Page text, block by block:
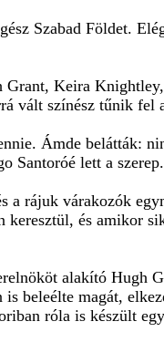
Szabad Földet.
Grant, Keira
vált színész tűnik fel
Ámde belátták:
Santoróé lett a szerep.
rájuk várakozók
és amikor
alakító Hugh
beleélte magát,
róla is készült